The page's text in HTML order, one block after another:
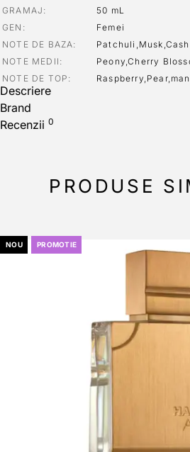
GRAMAJ
50 mL
GEN
Femei
NOTE DE BAZA
NOTE MEDII
Peony,Cherry
NOTE DE TOP
Descriere
Brand
Recenzii 0
PRODUSE
NOU PROMOTIE